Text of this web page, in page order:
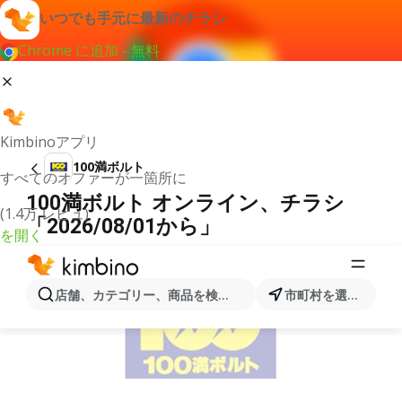
いつでも手元に最新のチラシ
Chrome に追加 - 無料
Kimbinoアプリ
すべてのオファーが一箇所に
(1.4万 レビュ)
を開く
店舗、カテゴリー、商品を検索... 市町村を選択します
100満ボルト
100満ボルト オンライン、チラシ
「2026/08/01から」